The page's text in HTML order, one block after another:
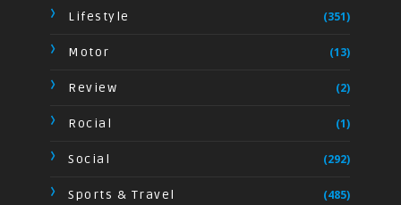
Lifestyle (351)
Motor (13)
Review (2)
Rocial (1)
Social (292)
Sports & Travel (485)